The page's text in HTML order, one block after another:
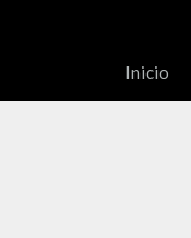
Inicio